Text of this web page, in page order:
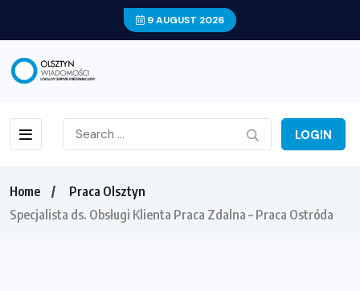
9 AUGUST 2026
LOGIN
Home
Praca Olsztyn
Specjalista ds. Obsługi Klienta Praca Zdalna – Praca Ostróda